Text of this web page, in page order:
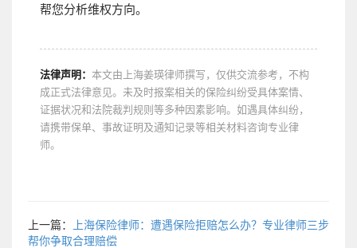
帮您分析维权方向。
法律声明： 本文由上海姜瑛律师撰写，仅供交流参考，不构
成正式法律意见。未及时报案相关的保险纠纷受具体案情、
证据状况和法院裁判规则等多种因素影响。如遇具体纠纷，
请携带保单、事故证明及通知记录等相关材料咨询专业律
师。
上一篇：
上海保险律师：遭遇保险拒赔怎么办？专业律师三步
帮你争取合理赔偿